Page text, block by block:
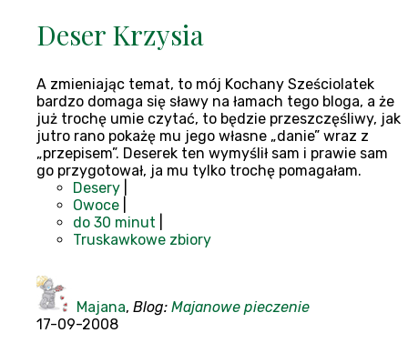
Deser Krzysia
A zmieniając temat, to mój Kochany Sześciolatek
bardzo domaga się sławy na łamach tego bloga, a że
już trochę umie czytać, to będzie przeszczęśliwy, jak
jutro rano pokażę mu jego własne „danie” wraz z
„przepisem”. Deserek ten wymyślił sam i prawie sam
go przygotował, ja mu tylko trochę pomagałam.
Desery
Owoce
do 30 minut
Truskawkowe zbiory
Majana, Blog: Majanowe pieczenie
17-09-2008